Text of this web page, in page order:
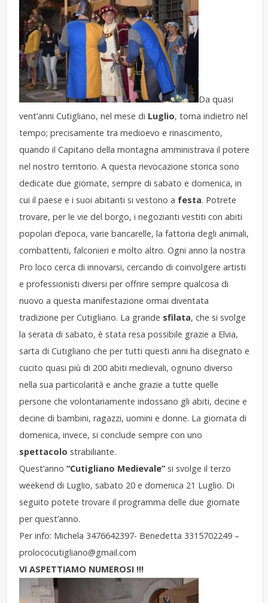
Da quasi
vent’anni Cutigliano, nel mese di Luglio, torna indietro nel
tempo; precisamente tra medioevo e rinascimento,
quando il Capitano della montagna amministrava il potere
nel nostro territorio. A questa rievocazione storica sono
dedicate due giornate, sempre di sabato e domenica, in
cui il paese e i suoi abitanti si vestono a festa. Potrete
trovare, per le vie del borgo, i negozianti vestiti con abiti
popolari d’epoca, varie bancarelle, la fattoria degli animali,
combattenti, falconieri e molto altro. Ogni anno la nostra
Pro loco cerca di innovarsi, cercando di coinvolgere artisti
e professionisti diversi per offrire sempre qualcosa di
nuovo a questa manifestazione ormai diventata
tradizione per Cutigliano. La grande sfilata, che si svolge
la serata di sabato, è stata resa possibile grazie a Elvia,
sarta di Cutigliano che per tutti questi anni ha disegnato e
cucito quasi più di 200 abiti medievali, ognuno diverso
nella sua particolarità e anche grazie a tutte quelle
persone che volontariamente indossano gli abiti, decine e
decine di bambini, ragazzi, uomini e donne. La giornata di
domenica, invece, si conclude sempre con uno
spettacolo strabiliante.
Quest’anno“Cutigliano Medievale” si svolge il terzo
weekend di Luglio, sabato 20 e domenica 21 Luglio. Di
seguito potete trovare il programma delle due giornate
per quest’anno.
Per info: Michela 3476642397- Benedetta 3315702249 –
prolococutigliano@gmail.com
VI ASPETTIAMO NUMEROSI !!!